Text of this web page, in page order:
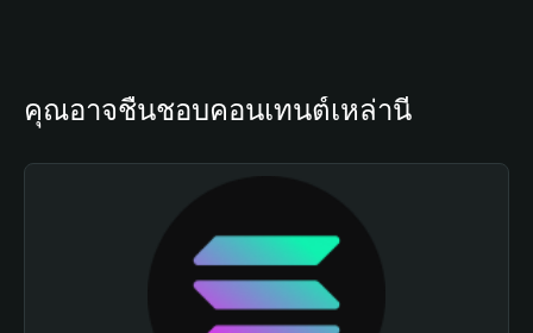
คุณอาจชื่นชอบคอนเทนต์เหล่านี้